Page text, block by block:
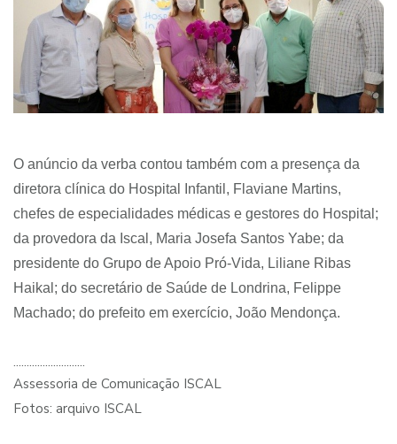
O anúncio da verba contou também com a presença da
diretora clínica do Hospital Infantil, Flaviane Martins,
chefes de especialidades médicas e gestores do Hospital;
da provedora da Iscal, Maria Josefa Santos Yabe; da
presidente do Grupo de Apoio Pró-Vida, Liliane Ribas
Haikal; do secretário de Saúde de Londrina, Felippe
Machado; do prefeito em exercício, João Mendonça.
...........................
Assessoria de Comunicação ISCAL
Fotos: arquivo ISCAL